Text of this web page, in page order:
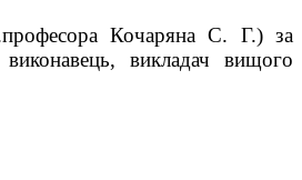
Кочаряна С. Г.) за
виконавець, викладач вищого